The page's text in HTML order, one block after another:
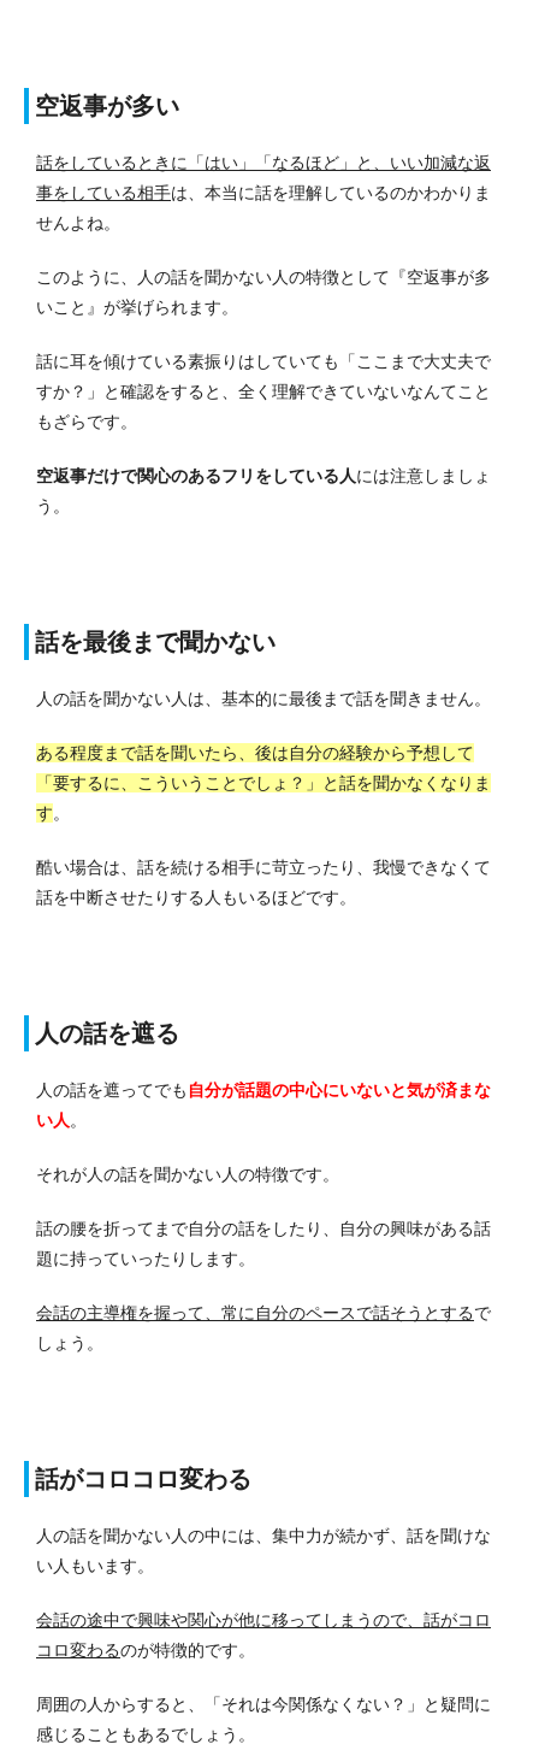
空返事が多い
話をしているときに「はい」「なるほど」と、いい加減な返
事をしている相手は、本当に話を理解しているのかわかりま
せんよね。
このように、人の話を聞かない人の特徴として『空返事が多
いこと』が挙げられます。
話に耳を傾けている素振りはしていても「ここまで大丈夫で
すか？」と確認をすると、全く理解できていないなんてこと
もざらです。
空返事だけで関心のあるフリをしている人には注意しましょ
う。
話を最後まで聞かない
人の話を聞かない人は、基本的に最後まで話を聞きません。
ある程度まで話を聞いたら、後は自分の経験から予想して
「要するに、こういうことでしょ？」と話を聞かなくなりま
す。
酷い場合は、話を続ける相手に苛立ったり、我慢できなくて
話を中断させたりする人もいるほどです。
人の話を遮る
人の話を遮ってでも 自分が話題の中心にいないと気が済まな
い人 。
それが人の話を聞かない人の特徴です。
話の腰を折ってまで自分の話をしたり、自分の興味がある話
題に持っていったりします。
会話の主導権を握って、常に自分のペースで話そうとするで
しょう。
話がコロコロ変わる
人の話を聞かない人の中には、集中力が続かず、話を聞けな
い人もいます。
会話の途中で興味や関心が他に移ってしまうので、話がコロ
コロ変わるのが特徴的です。
周囲の人からすると、「それは今関係なくない？」と疑問に
感じることもあるでしょう。